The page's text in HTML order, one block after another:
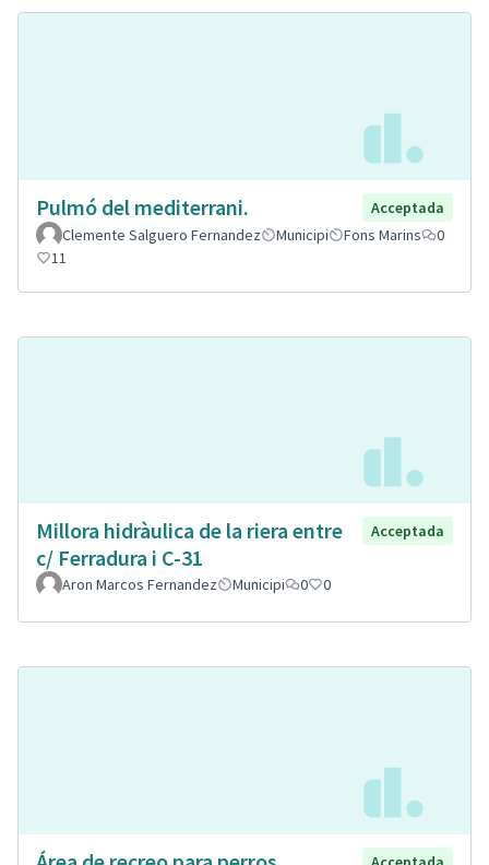
Pulmó del mediterrani.
Acceptada
Clemente Salguero Fernandez
Municipi Fons Marins
0
11
Millora hidràulica de la riera entre
c/ Ferradura i C-31
Acceptada
Aron Marcos Fernandez Municipi 0 0